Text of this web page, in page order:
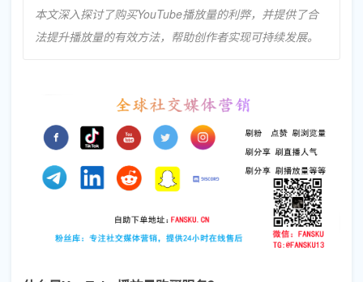
本文深入探讨了购买YouTube播放量的利弊，并提供了合
法提升播放量的有效方法，帮助创作者实现可持续发展。